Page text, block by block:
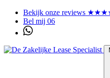
Bekijk onze reviews
Bel mij 06